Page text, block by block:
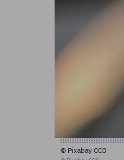
© Pixabay CC0